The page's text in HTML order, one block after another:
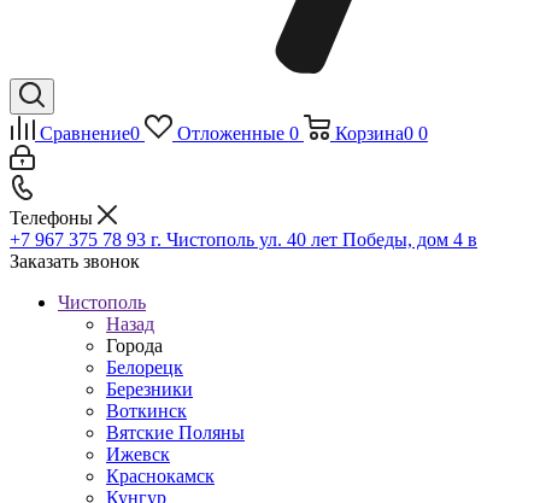
Сравнение0 Отложенные 0 Корзина0 0
Телефоны
+7 967 375 78 93 г. Чистополь ул. 40 лет Победы, дом 4 в
Заказать звонок
Чистополь
Назад
Города
Белорецк
Березники
Воткинск
Вятские Поляны
Ижевск
Краснокамск
Кунгур